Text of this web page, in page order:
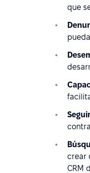
que
crear
CRM